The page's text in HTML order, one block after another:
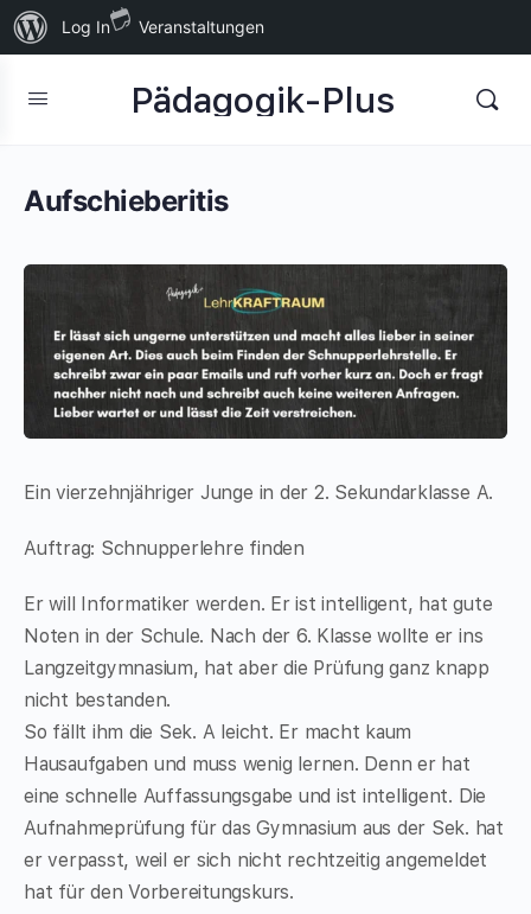
Über
WordPress
Log In Veranstaltungen
Pädagogik-Plus
Aufschieberitis
Ein vierzehnjähriger Junge in der 2. Sekundarklasse A.
Auftrag: Schnupperlehre finden
Er will Informatiker werden. Er ist intelligent, hat gute
Noten in der Schule. Nach der 6. Klasse wollte er ins
Langzeitgymnasium, hat aber die Prüfung ganz knapp
nicht bestanden.
So fällt ihm die Sek. A leicht. Er macht kaum
Hausaufgaben und muss wenig lernen. Denn er hat
eine schnelle Auffassungsgabe und ist intelligent. Die
Aufnahmeprüfung für das Gymnasium aus der Sek. hat
er verpasst, weil er sich nicht rechtzeitig angemeldet
hat für den Vorbereitungskurs.